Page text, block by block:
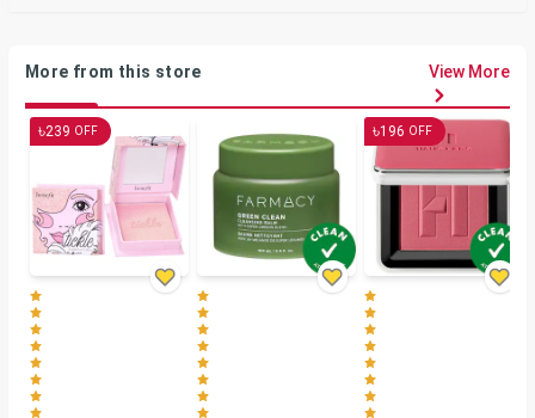
More from this store View More
৳239 OFF ৳196 OFF